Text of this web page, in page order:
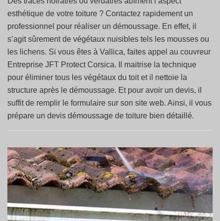
esthétique de votre toiture ? Contactez rapidement un
professionnel pour réaliser un démoussage. En effet, il
s’agit sûrement de végétaux nuisibles tels les mousses ou
les lichens. Si vous êtes à Vallica, faites appel au couvreur
Entreprise JFT Protect Corsica. Il maitrise la technique
pour éliminer tous les végétaux du toit et il nettoie la
structure après le démoussage. Et pour avoir un devis, il
suffit de remplir le formulaire sur son site web. Ainsi, il vous
prépare un devis démoussage de toiture bien détaillé.